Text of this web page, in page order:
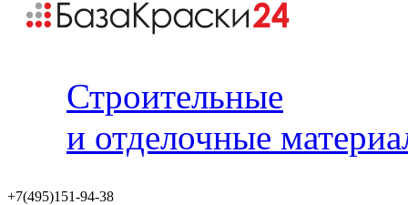
Строительные
и отделочные
+7(495)151-94-38